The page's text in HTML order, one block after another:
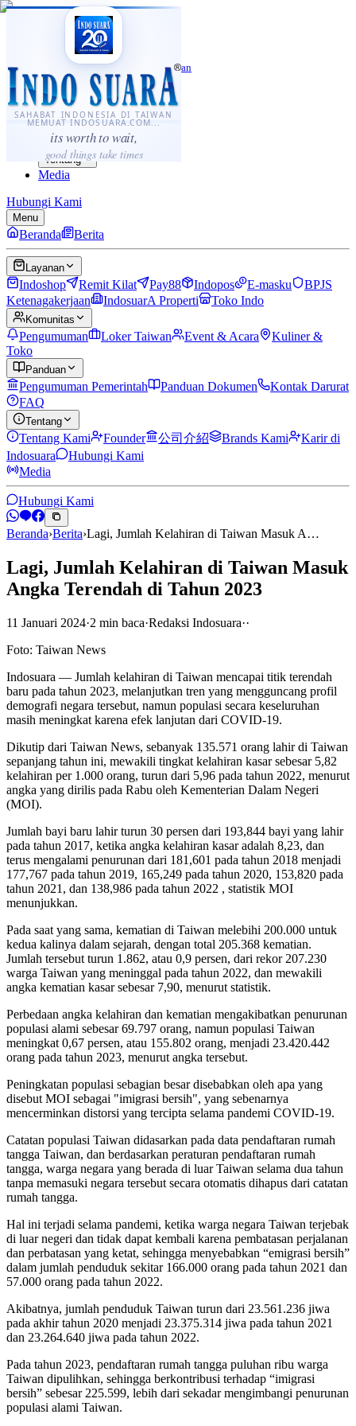
SAHABAT INDONESIA DI TAIWAN
MEMUAT INDOSUARA.COM...
its worth to wait,
good things take times
·...
⌘K
Sahabat Indonesia di Taiwan
Berita
Layanan
Komunitas
Panduan
Tentang
Media
Hubungi Kami
Menu
Beranda Berita
Layanan
Indoshop Remit Kilat Pay88 Indopos E-masku
BPJS
Ketenagakerjaan
IndosuarA Properti Toko Indo
Komunitas
Pengumuman Loker Taiwan Event & Acara
Kuliner &
Toko
Panduan
Pengumuman Pemerintah Panduan Dokumen
Kontak Darurat
FAQ
Tentang
Tentang Kami Founder 公司介紹 Brands Kami
Karir di
Indosuara
Hubungi Kami
Media
Hubungi Kami
Beranda›Berita›Lagi, Jumlah Kelahiran di Taiwan Masuk A…
Lagi, Jumlah Kelahiran di Taiwan Masuk
Angka Terendah di Tahun 2023
11 Januari 2024·2 min baca·Redaksi Indosuara··
Foto: Taiwan News
Indosuara — Jumlah kelahiran di Taiwan mencapai titik terendah
baru pada tahun 2023, melanjutkan tren yang mengguncang profil
demografi negara tersebut, namun populasi secara keseluruhan
masih meningkat karena efek lanjutan dari COVID-19.
Dikutip dari Taiwan News, sebanyak 135.571 orang lahir di Taiwan
sepanjang tahun ini, mewakili tingkat kelahiran kasar sebesar 5,82
kelahiran per 1.000 orang, turun dari 5,96 pada tahun 2022, menurut
angka yang dirilis pada Rabu oleh Kementerian Dalam Negeri
(MOI).
Jumlah bayi baru lahir turun 30 persen dari 193,844 bayi yang lahir
pada tahun 2017, ketika angka kelahiran kasar adalah 8,23, dan
terus mengalami penurunan dari 181,601 pada tahun 2018 menjadi
177,767 pada tahun 2019, 165,249 pada tahun 2020, 153,820 pada
tahun 2021, dan 138,986 pada tahun 2022 , statistik MOI
menunjukkan.
Pada saat yang sama, kematian di Taiwan melebihi 200.000 untuk
kedua kalinya dalam sejarah, dengan total 205.368 kematian.
Jumlah tersebut turun 1.862, atau 0,9 persen, dari rekor 207.230
warga Taiwan yang meninggal pada tahun 2022, dan mewakili
angka kematian kasar sebesar 7,90, menurut statistik.
Perbedaan angka kelahiran dan kematian mengakibatkan penurunan
populasi alami sebesar 69.797 orang, namun populasi Taiwan
meningkat 0,67 persen, atau 155.802 orang, menjadi 23.420.442
orang pada tahun 2023, menurut angka tersebut.
Peningkatan populasi sebagian besar disebabkan oleh apa yang
disebut MOI sebagai "imigrasi bersih", yang sebenarnya
mencerminkan distorsi yang tercipta selama pandemi COVID-19.
Catatan populasi Taiwan didasarkan pada data pendaftaran rumah
tangga Taiwan, dan berdasarkan peraturan pendaftaran rumah
tangga, warga negara yang berada di luar Taiwan selama dua tahun
tanpa memasuki negara tersebut secara otomatis dihapus dari catatan
rumah tangga.
Hal ini terjadi selama pandemi, ketika warga negara Taiwan terjebak
di luar negeri dan tidak dapat kembali karena pembatasan perjalanan
dan perbatasan yang ketat, sehingga menyebabkan “emigrasi bersih”
dalam jumlah penduduk sekitar 166.000 orang pada tahun 2021 dan
57.000 orang pada tahun 2022.
Akibatnya, jumlah penduduk Taiwan turun dari 23.561.236 jiwa
pada akhir tahun 2020 menjadi 23.375.314 jiwa pada tahun 2021
dan 23.264.640 jiwa pada tahun 2022.
Pada tahun 2023, pendaftaran rumah tangga puluhan ribu warga
Taiwan dipulihkan, sehingga berkontribusi terhadap “imigrasi
bersih” sebesar 225.599, lebih dari sekadar mengimbangi penurunan
populasi alami Taiwan.